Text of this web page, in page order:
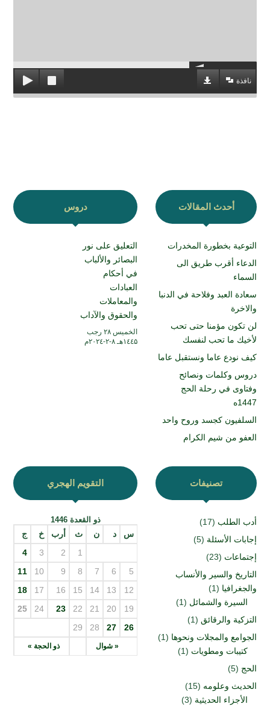
نافذة
أحدث المقالات
التوعية بخطورة المخدرات
الدعاء أقرب طريق الى
السماء
سعادة العبد وفلاحة في الدنبا
والاخرة
لن تكون مؤمنا حتى تحب
لأخيك ما تحب لنفسك
كيف نودع عاما ونستقبل عاما
دروس وكلمات ونصائح
وفتاوى في رحلة الحج
1447ه
السلفيون كجسد وروح واحد
العفو من شيم الكرام
دروس
التعليق على نور
البصائر والألباب
في أحكام
العبادات
والمعاملات
والحقوق والآداب
الخميس ۲۸ رجب
۱٤٤۵هـ ۸-۲-۲۰۲٤م
تصنيفات
أدب الطلب (17)
إجابات الأسئلة (5)
إجتماعات (23)
التاريخ والسير والأنساب
والجغرافيا (1)
السيرة والشمائل (1)
التزكية والرقائق (1)
الجوامع والمجلات ونحوها (1)
كتيبات ومطويات (1)
الحج (5)
الحديث وعلومه (15)
الأجزاء الحديثية (3)
التقويم الهجري
ذو القعدة 1446
س د ن ث أرب خ ج
« شوال ذو الحجة »
1
2
3
4
5
6
7
8
9
10
11
12
13
14
15
16
17
18
19
20
21
22
23
24
25
26
27
28
29